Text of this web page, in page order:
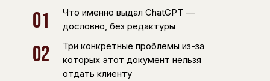
01
Что именно выдал ChatGPT —
дословно, без редактуры
02
Три конкретные проблемы из-за
которых этот документ нельзя
отдать клиенту